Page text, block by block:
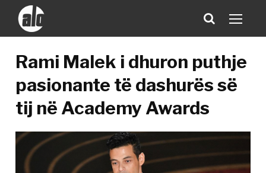
Rami Malek i dhuron puthje
pasionante të dashurës së
tij në Academy Awards